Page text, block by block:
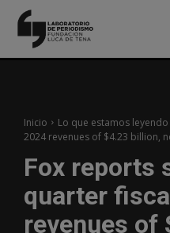
Inicio Lo que estamos leyendo
2024 revenues of $4.23 billion,
Fox reports
quarter
revenues of